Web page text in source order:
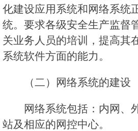
化建设应用系统和网络系统
统。要求各级安全生产监督
关业务人员的培训，提高其
系统软件方面的能力。
（二）网络系统的建设
网络系统包括：内网、
站及相应的网控中心。